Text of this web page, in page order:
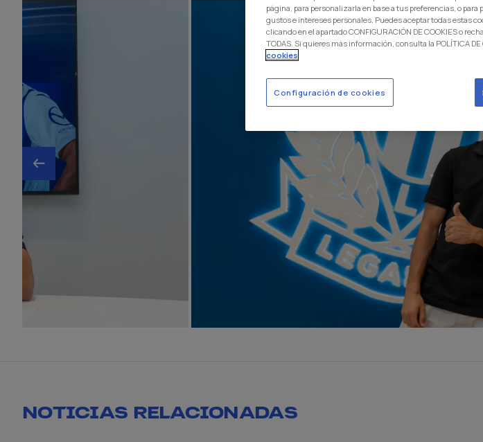
NOTICIAS RELACIONADAS
página, para personalizarla en base a tus preferencias, o
gustos e intereses personales. Puedes aceptar todas estas
clicando en el apartado CONFIGURACIÓN DE COOKIES o
TODAS. Si quieres más información, consulta la POLÍTICA DE
cookies
Configuración de cookies